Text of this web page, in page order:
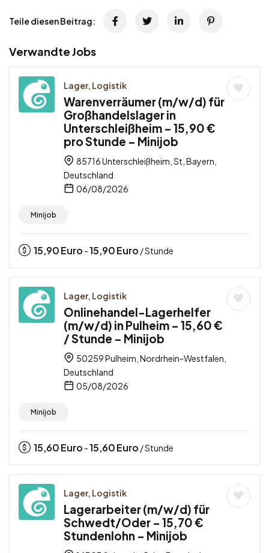
Teile diesen Beitrag:
Verwandte Jobs
Lager, Logistik
Warenverräumer (m/w/d) für
Großhandelslager in
Unterschleißheim – 15,90 €
pro Stunde – Minijob
85716 Unterschleißheim, St, Bayern,
Deutschland
06/08/2026
Minijob
15,90Euro -15,90Euro / Stunde
Lager, Logistik
Onlinehandel-Lagerhelfer
(m/w/d) in Pulheim – 15,60 €
/ Stunde – Minijob
50259 Pulheim, Nordrhein-Westfalen,
Deutschland
05/08/2026
Minijob
15,60Euro -15,60Euro / Stunde
Lager, Logistik
Lagerarbeiter (m/w/d) für
Schwedt/Oder – 15,70 €
Stundenlohn – Minijob